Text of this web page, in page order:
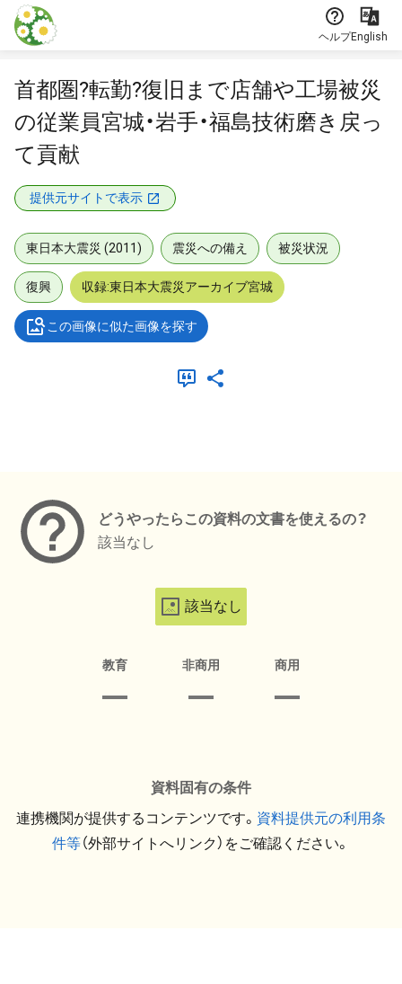
本文に飛ぶ
ヘルプEnglish
首都圏?転勤?復旧まで店舗や工場被災
の従業員宮城・岩手・福島技術磨き戻っ
て貢献
提供元サイトで表示
東日本大震災 (2011) 震災への備え 被災状況
復興 収録:東日本大震災アーカイブ宮城
この画像に似た画像を探す
どうやったらこの資料の文書を使えるの？
該当なし
該当なし
教育 非商用 商用
資料固有の条件
連携機関が提供するコンテンツです。 資料提供元の利用条
件等（外部サイトへリンク）をご確認ください。